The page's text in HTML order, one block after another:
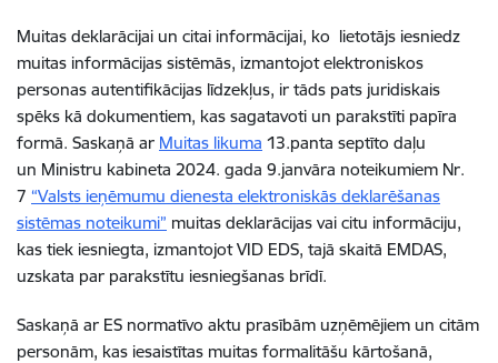
Muitas deklarācijai un citai informācijai, ko lietotājs iesniedz
muitas informācijas sistēmās, izmantojot elektroniskos
personas autentifikācijas līdzekļus, ir tāds pats juridiskais
spēks kā dokumentiem, kas sagatavoti un parakstīti papīra
formā. Saskaņā ar Muitas likuma 13.panta septīto daļu
un Ministru kabineta 2024. gada 9.janvāra noteikumiem Nr.
7 “Valsts ieņēmumu dienesta elektroniskās deklarēšanas
sistēmas noteikumi” muitas deklarācijas vai citu informāciju,
kas tiek iesniegta, izmantojot VID EDS, tajā skaitā EMDAS,
uzskata par parakstītu iesniegšanas brīdī.
Saskaņā ar ES normatīvo aktu prasībām uzņēmējiem un citām
personām, kas iesaistītas muitas formalitāšu kārtošanā,